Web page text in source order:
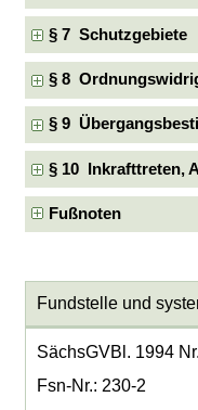
§ 7 Schutzgebiete
§ 8
§ 9
§ 10 Inkrafttreten,
Fußnoten
Fundstelle und
SächsGVBl. 1994
Fsn-Nr.: 230-2